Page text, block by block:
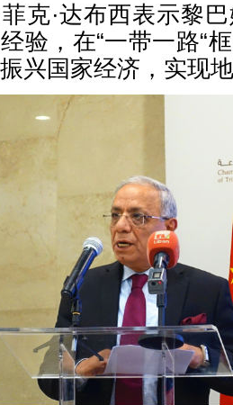
·达布西表示黎巴
验，在“一带一路“
兴国家经济，实现